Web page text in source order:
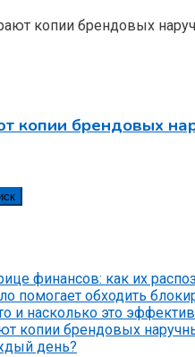
копии брендовых
финансов: как их
помогает обходить
и насколько это
копии брендовых
день?